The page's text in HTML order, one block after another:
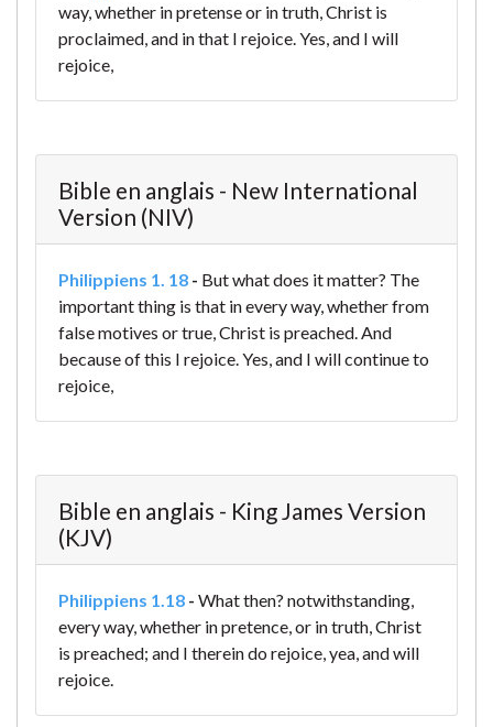
way, whether in pretense or in truth, Christ is
proclaimed, and in that I rejoice.Yes, and I will
rejoice,
Bible en anglais - New International
Version (NIV)
Philippiens 1. 18 - But what does it matter? The
important thing is that in every way, whether from
false motives or true, Christ is preached. And
because of this I rejoice.Yes, and I will continue to
rejoice,
Bible en anglais - King James Version
(KJV)
Philippiens 1.18 - What then? notwithstanding,
every way, whether in pretence, or in truth, Christ
is preached; and I therein do rejoice, yea, and will
rejoice.